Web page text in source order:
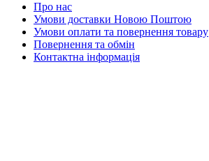
Про нас
Умови доставки Новою Поштою
Умови оплати та повернення товару
Повернення та обмін
Контактна інформація